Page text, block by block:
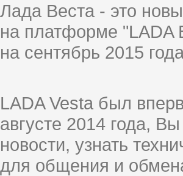
Лада Веста - это
на платформе "LADA
на сентябрь 2015
LADA Vesta был
августе 2014 года,
новости, узнать
для общения и